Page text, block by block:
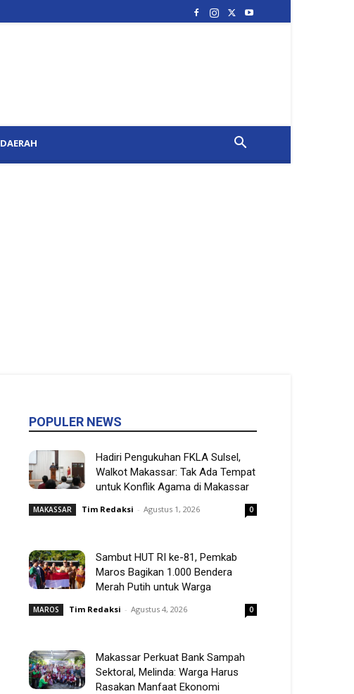
DAERAH
POPULER NEWS
Hadiri Pengukuhan FKLA Sulsel,
Walkot Makassar: Tak Ada Tempat
untuk Konflik Agama di Makassar
MAKASSAR Tim Redaksi - Agustus 1, 2026 0
Sambut HUT RI ke-81, Pemkab
Maros Bagikan 1.000 Bendera
Merah Putih untuk Warga
MAROS Tim Redaksi - Agustus 4, 2026 0
Makassar Perkuat Bank Sampah
Sektoral, Melinda: Warga Harus
Rasakan Manfaat Ekonomi